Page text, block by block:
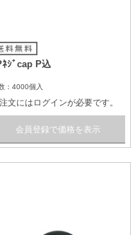
ﾈｼﾞcap P込
：4000個入
文にはログインが必要です。
会員登録で価格を表示